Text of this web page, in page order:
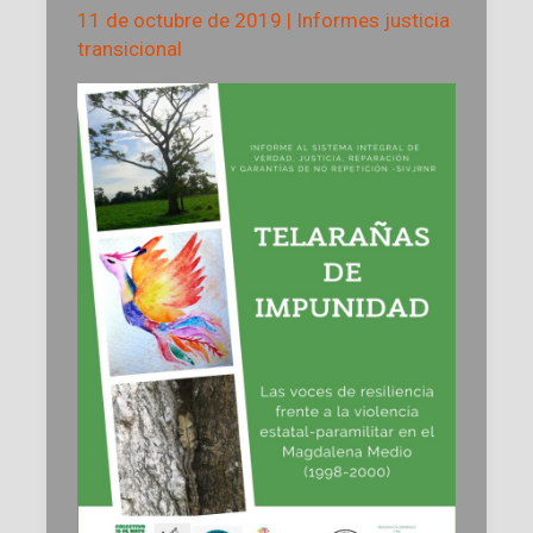
11 de octubre de 2019 | Informes justicia
transicional